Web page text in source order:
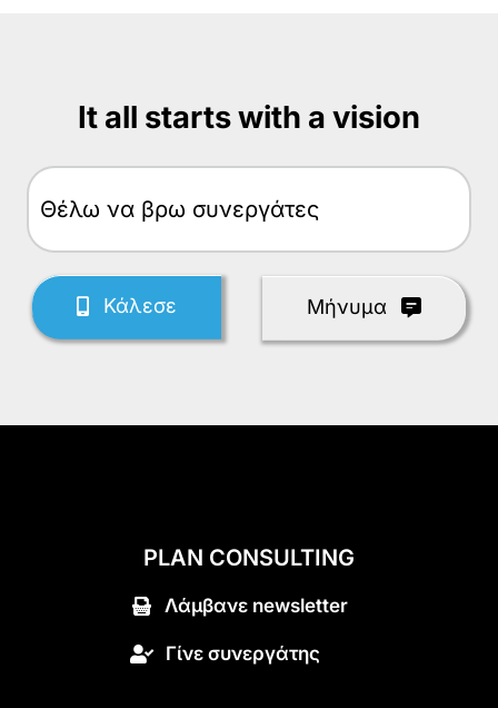
It all starts with a vision
Θέλω
Κάλεσε Mήνυμα
PLAN CONSULTING
Λάμβανε newsletter
Γίνε συνεργάτης